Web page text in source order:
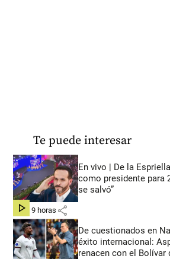
Te puede interesar
En vivo | De la
como presidente para
se salvó”
hace 9 horas share
De cuestionados en
éxito internacional:
renacen con el Bolívar